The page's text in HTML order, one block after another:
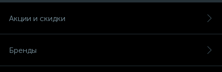
Акции и скидки
Бренды